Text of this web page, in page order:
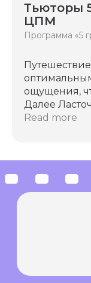
Тьюторы
ЦПМ
Программа «5
ощущения,
Далее
ехать всего
все успели
Спасибо
раз - это
Read more
Или свяжитесь
+7 (903)